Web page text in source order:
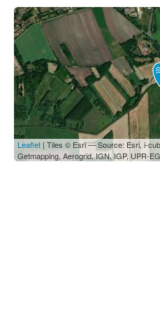
Leaflet | Tiles © Esri — Source: Esri, i-
Getmapping, Aerogrid, IGN, IGP, UPR-